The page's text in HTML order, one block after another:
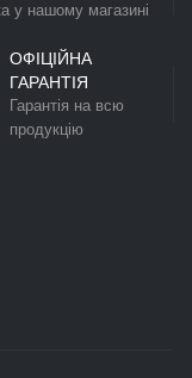
у нашому магазині
ОФІЦІЙНА
ГАРАНТІЯ
Гарантія на всю
продукцію